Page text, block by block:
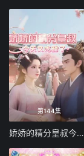
第144集
娇娇的精分皇叔今天又吃醋了